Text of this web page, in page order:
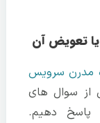
یا تعویض آن
مدرن سرویس
از سوال های
پاسخ دهیم.